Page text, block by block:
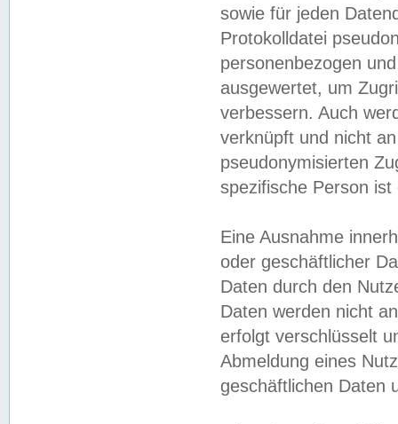
sowie für jeden
Protokolldatei
personenbezogen
ausgewertet, um
verbessern. Auch
verknüpft und nicht
pseudonymisierten
spezifische Person
Eine Ausnahme
oder geschäftlicher
Daten durch den
Daten werden nicht
erfolgt verschlüsselt
Abmeldung eines
geschäftlichen Daten